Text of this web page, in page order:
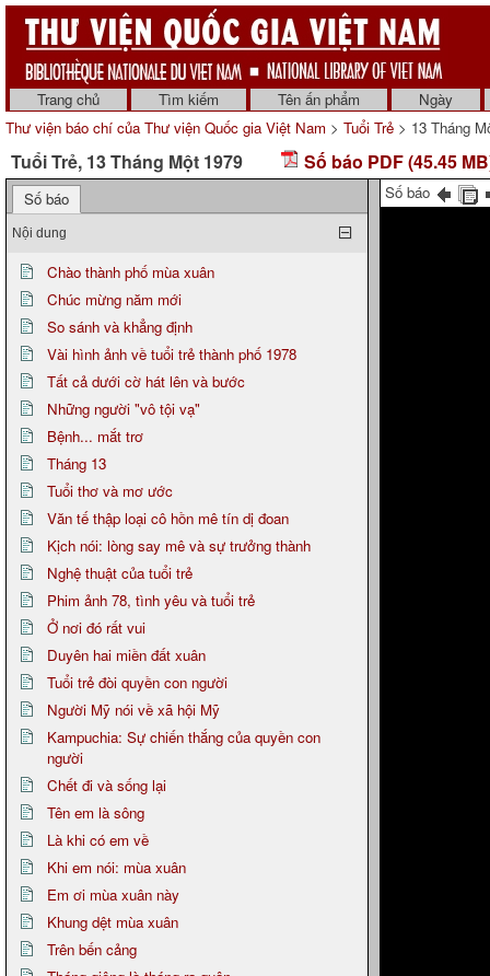
Trang chủ Tìm kiếm Tên ấn phẩm
Ngày
Thư viện báo chí của Thư viện Quốc gia Việt Nam > Tuổi Trẻ > 13 Tháng
Tuổi Trẻ, 13 Tháng Một 1979 Số báo PDF (45.45
Số báo
Nội dung
Chào thành phố mùa xuân
Chúc mừng năm mới
So sánh và khẳng định
Vài hình ảnh về tuổi trẻ thành phố 1978
Tất cả dưới cờ hát lên và bước
Những người "vô tội vạ"
Bệnh... mắt trơ
Tháng 13
Tuổi thơ và mơ ước
Văn tế thập loại cô hồn mê tín dị đoan
Kịch nói: lòng say mê và sự trưởng thành
Nghệ thuật của tuổi trẻ
Phim ảnh 78, tình yêu và tuổi trẻ
Ở nơi đó rất vui
Duyên hai miền đất xuân
Tuổi trẻ đòi quyền con người
Người Mỹ nói về xã hội Mỹ
Kampuchia: Sự chiến thắng của quyền con
người
Chết đi và sống lại
Tên em là sông
Là khi có em về
Khi em nói: mùa xuân
Em ơi mùa xuân này
Khung dệt mùa xuân
Trên bến cảng
Số báo